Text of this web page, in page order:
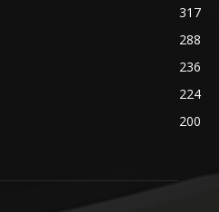
317
288
236
224
200